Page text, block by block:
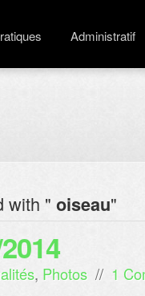
Administratif
with " oiseau"
, Photos // 1